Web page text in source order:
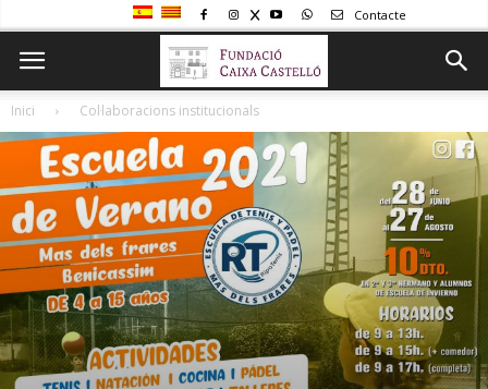
Contacte
Inici Col·laboracions institucionals